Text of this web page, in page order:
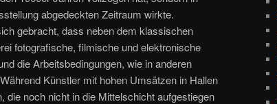
abgedeckten Zeitraum wirkte.
gebracht, dass neben dem klassischen
fotografische, filmische und elektronische
die Arbeitsbedingungen, wie in anderen
Künstler mit hohen Umsätzen in Hallen
die noch nicht in die Mittelschicht aufgestiegen